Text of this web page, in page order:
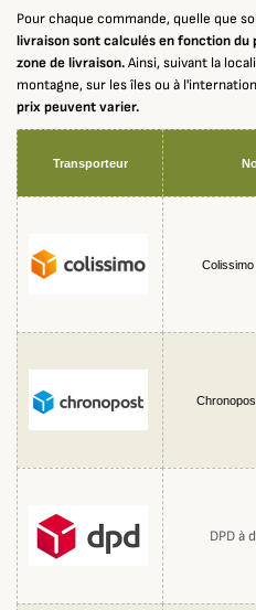
Pour chaque commande, quelle que
livraison sont calculés en fonction du
zone de livraison.Ainsi, suivant la
montagne, sur les îles ou à
prix peuvent varier.
Transporteur
Colissimo
DPD à